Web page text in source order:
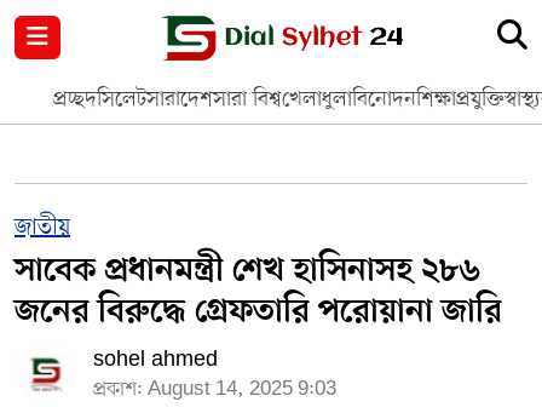
প্রচ্ছদসিলেটসারাদেশসারা বিশ্বখেলাধুলাবিনোদনশিক্ষাপ্রযুক্তি
জাতীয়
সাবেক প্রধানমন্ত্রী শেখ হাসিনাসহ ২৮৬
জনের বিরুদ্ধে গ্রেফতারি পরোয়ানা জারি
sohel ahmed
প্রকাশ: August 14, 2025 9:03
নগর পরিকল্পনা
সুনামগঞ্জ
হবিগঞ্জ
জাতীয়
আন্তর্জাতিক
মুক্তমত
YOUTUBE
FACEBOOK
EDITOR & PUBLISHER : SOHEL AHMED